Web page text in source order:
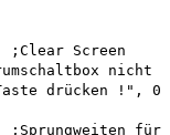
Screen
nicht
drücken !", 0
für